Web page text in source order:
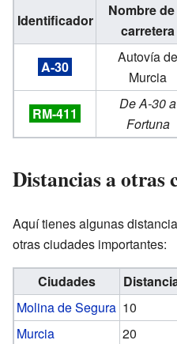
Identificador
Nombre
carretera
A-30
Autovía de
Murcia
RM-411
De A-30 a
Fortuna
Distancias a otras
Aquí tienes algunas
otras ciudades importantes:
Ciudades
Molina de Segura 10
Murcia
20